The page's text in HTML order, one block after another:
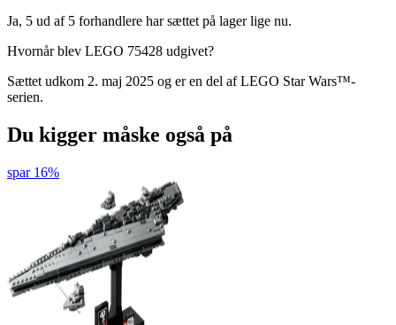
Ja, 5 ud af 5 forhandlere har sættet på lager lige nu.
Hvornår blev LEGO 75428 udgivet?
Sættet udkom 2. maj 2025 og er en del af LEGO Star Wars™-
serien.
Du kigger måske også på
spar 16%